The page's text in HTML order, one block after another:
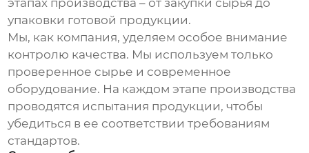
этапах производства – от закупки сырья до
упаковки готовой продукции.
Мы, как компания, уделяем особое внимание
контролю качества. Мы используем только
проверенное сырье и современное
оборудование. На каждом этапе производства
проводятся испытания продукции, чтобы
убедиться в ее соответствии требованиям
стандартов.